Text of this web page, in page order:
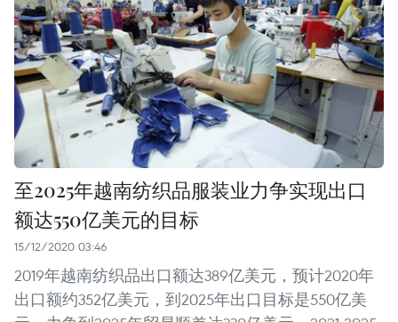
至2025年越南纺织品服装业力争实现出口
额达550亿美元的目标
15/12/2020 03:46
2019年越南纺织品出口额达389亿美元，预计2020年
出口额约352亿美元，到2025年出口目标是550亿美